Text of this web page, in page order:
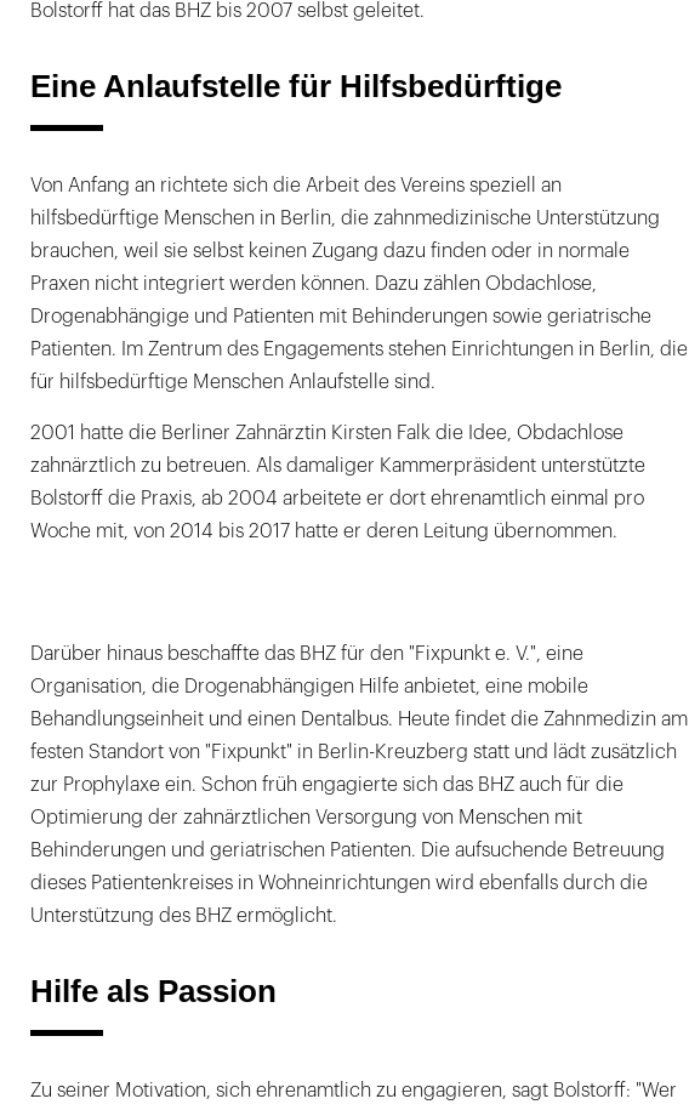
Bolstorff hat das BHZ bis 2007 selbst geleitet.
Eine Anlaufstelle für Hilfsbedürftige
Von Anfang an richtete sich die Arbeit des Vereins speziell an
hilfsbedürftige Menschen in Berlin, die zahnmedizinische Unterstützung
brauchen, weil sie selbst keinen Zugang dazu finden oder in normale
Praxen nicht integriert werden können. Dazu zählen Obdachlose,
Drogenabhängige und Patienten mit Behinderungen sowie geriatrische
Patienten. Im Zentrum des Engagements stehen Einrichtungen in Berlin, die
für hilfsbedürftige Menschen Anlaufstelle sind.
2001 hatte die Berliner Zahnärztin Kirsten Falk die Idee, Obdachlose
zahnärztlich zu betreuen. Als damaliger Kammerpräsident unterstützte
Bolstorff die Praxis, ab 2004 arbeitete er dort ehrenamtlich einmal pro
Woche mit, von 2014 bis 2017 hatte er deren Leitung übernommen.
Darüber hinaus beschaffte das BHZ für den "Fixpunkt e. V.", eine
Organisation, die Drogenabhängigen Hilfe anbietet, eine mobile
Behandlungseinheit und einen Dentalbus. Heute findet die Zahnmedizin am
festen Standort von "Fixpunkt" in Berlin-Kreuzberg statt und lädt zusätzlich
zur Prophylaxe ein. Schon früh engagierte sich das BHZ auch für die
Optimierung der zahnärztlichen Versorgung von Menschen mit
Behinderungen und geriatrischen Patienten. Die aufsuchende Betreuung
dieses Patientenkreises in Wohneinrichtungen wird ebenfalls durch die
Unterstützung des BHZ ermöglicht.
Hilfe als Passion
Zu seiner Motivation, sich ehrenamtlich zu engagieren, sagt Bolstorff: "Wer